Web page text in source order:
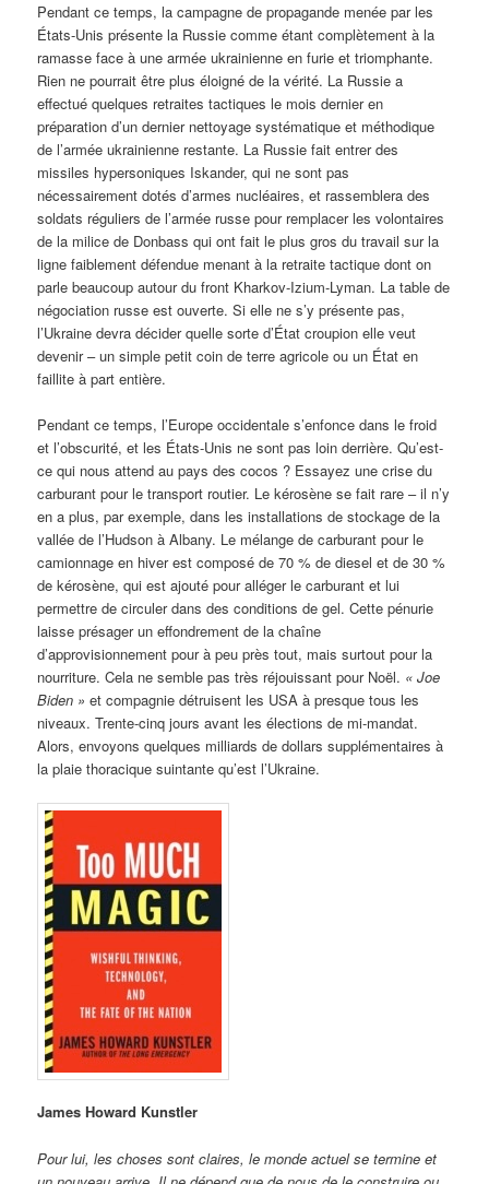
Pendant ce temps, la campagne de propagande menée par les
États-Unis présente la Russie comme étant complètement à la
ramasse face à une armée ukrainienne en furie et triomphante.
Rien ne pourrait être plus éloigné de la vérité. La Russie a
effectué quelques retraites tactiques le mois dernier en
préparation d’un dernier nettoyage systématique et méthodique
de l’armée ukrainienne restante. La Russie fait entrer des
missiles hypersoniques Iskander, qui ne sont pas
nécessairement dotés d’armes nucléaires, et rassemblera des
soldats réguliers de l’armée russe pour remplacer les volontaires
de la milice de Donbass qui ont fait le plus gros du travail sur la
ligne faiblement défendue menant à la retraite tactique dont on
parle beaucoup autour du front Kharkov-Izium-Lyman. La table de
négociation russe est ouverte. Si elle ne s’y présente pas,
l’Ukraine devra décider quelle sorte d’État croupion elle veut
devenir – un simple petit coin de terre agricole ou un État en
faillite à part entière.
Pendant ce temps, l’Europe occidentale s’enfonce dans le froid
et l’obscurité, et les États-Unis ne sont pas loin derrière. Qu’est-
ce qui nous attend au pays des cocos ? Essayez une crise du
carburant pour le transport routier. Le kérosène se fait rare – il n’y
en a plus, par exemple, dans les installations de stockage de la
vallée de l’Hudson à Albany. Le mélange de carburant pour le
camionnage en hiver est composé de 70 % de diesel et de 30 %
de kérosène, qui est ajouté pour alléger le carburant et lui
permettre de circuler dans des conditions de gel. Cette pénurie
laisse présager un effondrement de la chaîne
d’approvisionnement pour à peu près tout, mais surtout pour la
nourriture. Cela ne semble pas très réjouissant pour Noël. « Joe
Biden » et compagnie détruisent les USA à presque tous les
niveaux. Trente-cinq jours avant les élections de mi-mandat.
Alors, envoyons quelques milliards de dollars supplémentaires à
la plaie thoracique suintante qu’est l’Ukraine.
James Howard Kunstler
Pour lui, les choses sont claires, le monde actuel se termine et